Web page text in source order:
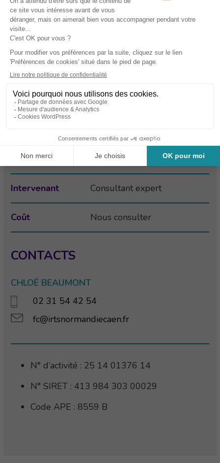
Contenus
Adaptés et contextualisés
objectifs spécifiques de votre
structure
Lieu
En session privée à l’IRTS ou
dans vos locaux
calendrier et de vos
contraintes
Intervenant Consultant expert
Coût Nous consulter
CONTACTS
CHLOË BEAUMONT
02 31 54 42 54
fc@irtsnormandiecaen.fr
N° d’activité : 25 14 01376 14
N° SIRET : 413 984 303 00029
Code APE : 8559 B